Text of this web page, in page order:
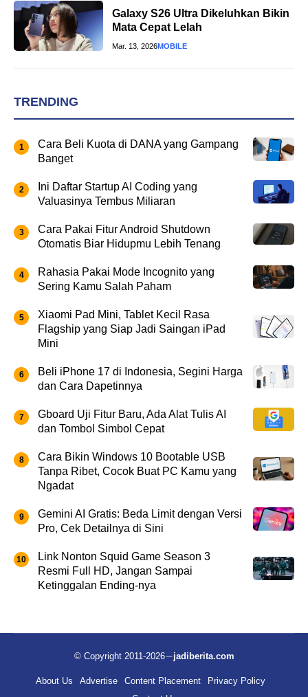
Galaxy S26 Ultra Dikeluhkan Bikin
Mata Cepat Lelah
Mar. 13, 2026MOBILE
TRENDING
Cara Beli Kuota di DANA yang Gampang
Banget
Ini Daftar Startup AI Coding yang
Valuasinya Tembus Miliaran
Cara Pakai Fitur Android Shutdown
Otomatis Biar Hidupmu Lebih Tenang
Rahasia Pakai Mode Incognito yang
Sering Kamu Salah Paham
Xiaomi Pad Mini, Tablet Kecil Rasa
Flagship yang Siap Jadi Saingan iPad
Mini
Beli iPhone 17 di Indonesia, Segini Harga
dan Cara Dapetinnya
Gboard Uji Fitur Baru, Ada Alat Tulis AI
dan Tombol Simbol Cepat
Cara Bikin Windows 10 Bootable USB
Tanpa Ribet, Cocok Buat PC Kamu yang
Ngadat
Gemini AI Gratis: Beda Limit dengan Versi
Pro, Cek Detailnya di Sini
Link Nonton Squid Game Season 3
Resmi Full HD, Jangan Sampai
Ketinggalan Ending-nya
© Copyright 2011-2026 jadiberita.com
About Us Advertise Content Placement
Privacy Policy